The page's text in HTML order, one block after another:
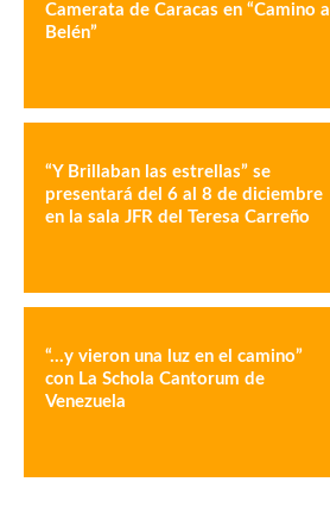
Camerata de Caracas en “Camino a
Belén”
“Y Brillaban las estrellas” se
presentará del 6 al 8 de diciembre
en la sala JFR del Teresa Carreño
“…y vieron una luz en el camino”
con La Schola Cantorum de
Venezuela